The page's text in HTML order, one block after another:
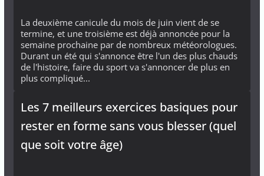
La deuxième canicule du mois de juin vient de se
termine, et une troisième est déjà annoncée pour la
semaine prochaine par de nombreux météorologues.
Durant un été qui s'annonce être l'un des plus chauds
de l'histoire, faire du sport va s'annoncer de plus en
plus compliqué...
Les 7 meilleurs exercices basiques pour
rester en forme sans vous blesser (quel
que soit votre âge)